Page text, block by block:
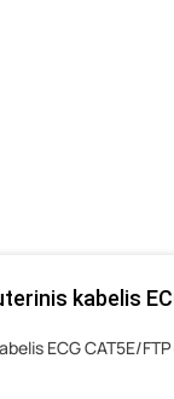
kabelis
ECG CAT5E/